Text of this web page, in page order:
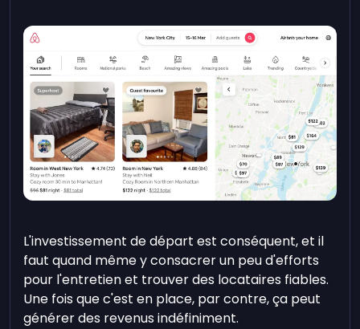
L'investissement de départ est conséquent, et il
faut quand même y consacrer un peu d'efforts
pour l'entretien et trouver des locataires fiables.
Une fois que c'est en place, par contre, ça peut
générer des revenus indéfiniment.